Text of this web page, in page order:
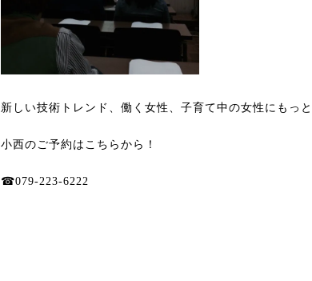
新しい技術トレンド、働く女性、子育て中の女性にもっ
小西のご予約はこちらから！
☎︎079-223-6222